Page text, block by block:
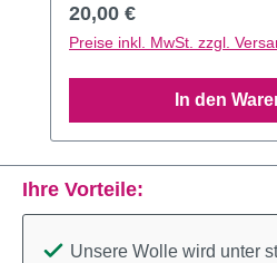
Regulärer Preis:
20,00 €
Preise inkl. MwSt. zzgl.
In den
Ihre Vorteile:
Unsere Wolle wird unter